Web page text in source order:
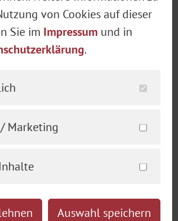
und Wirtin Franziska
der exklusivsten Pre-
Veranstaltungen der
MADAME Wiesn Warm-Up
es in diesem Jahr erstmalig
oder
von Cookies auf dieser
Sie im Impressum und in
.
Marketing
Auswahl speichern